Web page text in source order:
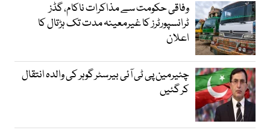
وفاقی حکومت سے مذاکرات ناکام، گڈز
ٹرانسپورٹرز کا غیرمعینہ مدت تک ہڑتال کا
اعلان
چئیرمین پی ٹی آئی بیرسٹر گوہر کی والدہ انتقال
کر گئیں